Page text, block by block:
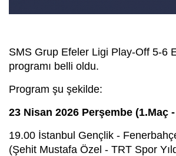
SMS Grup Efeler Ligi Play-Off 5-6
programı belli oldu.
Program şu şekilde:
23 Nisan 2026 Perşembe (1.Maç
19.00 İstanbul Gençlik -
(Şehit Mustafa Özel - TRT Spor